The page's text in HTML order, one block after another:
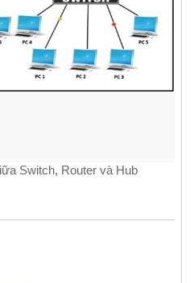
Switch, Router và Hub